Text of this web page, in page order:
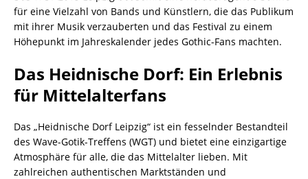
für eine Vielzahl von Bands und Künstlern, die das Publikum
mit ihrer Musik verzauberten und das Festival zu einem
Höhepunkt im Jahreskalender jedes Gothic-Fans machten.
Das Heidnische Dorf: Ein Erlebnis
für Mittelalterfans
Das „Heidnische Dorf Leipzig“ ist ein fesselnder Bestandteil
des Wave-Gotik-Treffens (WGT) und bietet eine einzigartige
Atmosphäre für alle, die das Mittelalter lieben. Mit
zahlreichen authentischen Marktständen und